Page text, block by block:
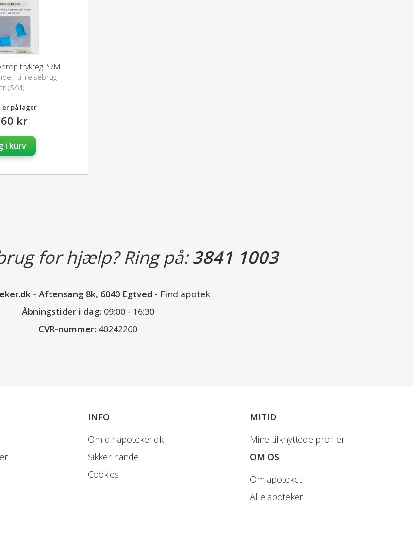
trykreg. S/M
- til rejsebrug
(S/M)
er på lager
kr
i kurv
for hjælp? Ring på:3841 1003
- Aftensang 8k, 6040 Egtved - Find apotek
Åbningstider i dag: 09:00 - 16:30
CVR-nummer: 40242260
INFO
Om dinapoteker.dk
Sikker handel
Cookies
MITID
Mine tilknyttede profiler
OM OS
Om apoteket
Alle apoteker